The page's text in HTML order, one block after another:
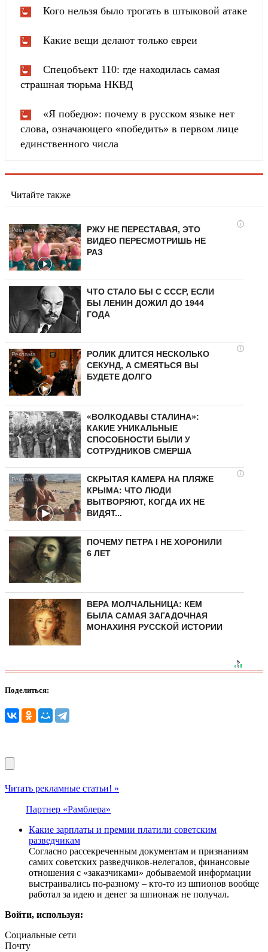
Кого нельзя было трогать в штыковой атаке
Какие вещи делают только евреи
Спецобъект 110: где находилась самая
страшная тюрьма НКВД
«Я победю»: почему в русском языке нет
слова, означающего «победить» в первом лице
единственного числа
Читайте также
i
РЖУ НЕ ПЕРЕСТАВАЯ, ЭТО
ВИДЕО ПЕРЕСМОТРИШЬ НЕ
РАЗ
ЧТО СТАЛО БЫ С СССР, ЕСЛИ
БЫ ЛЕНИН ДОЖИЛ ДО 1944
ГОДА
i
РОЛИК ДЛИТСЯ НЕСКОЛЬКО
СЕКУНД, А СМЕЯТЬСЯ ВЫ
БУДЕТЕ ДОЛГО
«ВОЛКОДАВЫ СТАЛИНА»:
КАКИЕ УНИКАЛЬНЫЕ
СПОСОБНОСТИ БЫЛИ У
СОТРУДНИКОВ СМЕРША
i
СКРЫТАЯ КАМЕРА НА ПЛЯЖЕ
КРЫМА: ЧТО ЛЮДИ
ВЫТВОРЯЮТ, КОГДА ИХ НЕ
ВИДЯТ...
ПОЧЕМУ ПЕТРА I НЕ ХОРОНИЛИ
6 ЛЕТ
ВЕРА МОЛЧАЛЬНИЦА: КЕМ
БЫЛА САМАЯ ЗАГАДОЧНАЯ
МОНАХИНЯ РУССКОЙ ИСТОРИИ
Поделиться:
Читать рекламные статьи! »
Партнер «Рамблера»
Какие зарплаты и премии платили советским
разведчикам
Согласно рассекреченным документам и признаниям
самих советских разведчиков-нелегалов, финансовые
отношения с «заказчиками» добываемой информации
выстраивались по-разному – кто-то из шпионов вообще
работал за идею и денег за шпионаж не получал.
Войти, используя:
Социальные сети
Почту